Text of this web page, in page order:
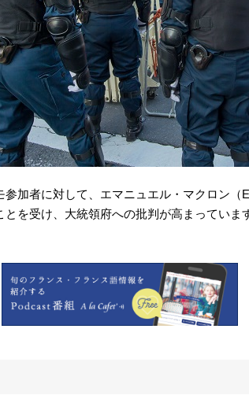
参加者に対して、エマニュエル・マクロン（
を受け、大統領府への批判が高まっていま